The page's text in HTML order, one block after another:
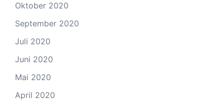
Oktober 2020
September 2020
Juli 2020
Juni 2020
Mai 2020
April 2020